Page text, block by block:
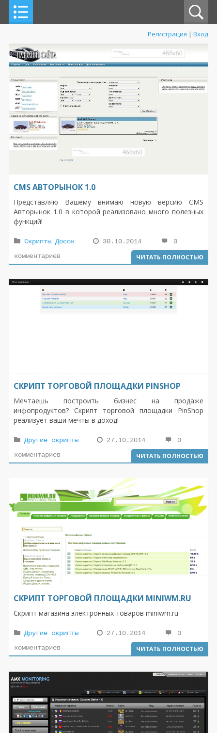
Регистрация | Вход
CMS АВТОРЫНОК 1.0
Представляю Вашему внимаю новую версию CMS
Авторынок 1.0 в которой реализовано много полезных
функций!
Скрипты Досок 30.10.2014
0
комментариев
ЧИТАТЬ ПОЛНОСТЬЮ
СКРИПТ ТОРГОВОЙ ПЛОЩАДКИ PINSHOP
Мечтаешь построить бизнес на продаже
инфопродуктов? Скрипт торговой площадки PinShop
реализует ваши мечты в доход!
Другие скрипты 27.10.2014
0
комментариев
ЧИТАТЬ ПОЛНОСТЬЮ
СКРИПТ ТОРГОВОЙ ПЛОЩАДКИ MINIWM.RU
Скрипт магазина электронных товаров miniwm.ru
Другие скрипты 27.10.2014
0
комментариев
ЧИТАТЬ ПОЛНОСТЬЮ